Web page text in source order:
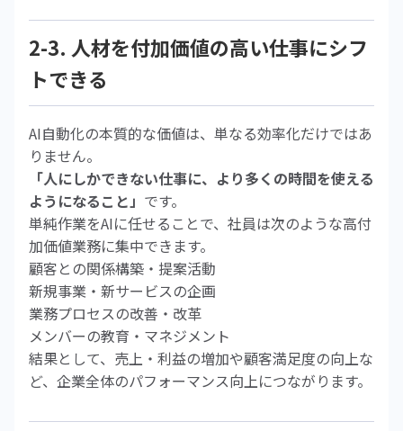
2-3. 人材を付加価値の高い仕事にシフ
トできる
AI自動化の本質的な価値は、単なる効率化だけではあ
りません。
「人にしかできない仕事に、より多くの時間を使える
ようになること」 です。
単純作業をAIに任せることで、社員は次のような高付
加価値業務に集中できます。
顧客との関係構築・提案活動
新規事業・新サービスの企画
業務プロセスの改善・改革
メンバーの教育・マネジメント
結果として、売上・利益の増加や顧客満足度の向上な
ど、企業全体のパフォーマンス向上につながります。